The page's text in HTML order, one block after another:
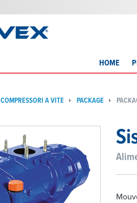
HOME
COMPRESSORI A VITE PACKAGE